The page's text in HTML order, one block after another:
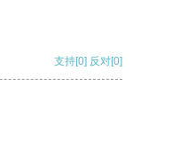
支持[0] 反对[0]